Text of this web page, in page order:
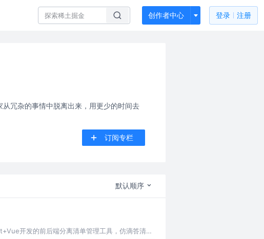
创作者中心 登录 注册
冗杂的事情中脱离出来，用更少的时间去
订阅专栏
默认顺序
开发的前后端分离清单管理工具，仿滴答清